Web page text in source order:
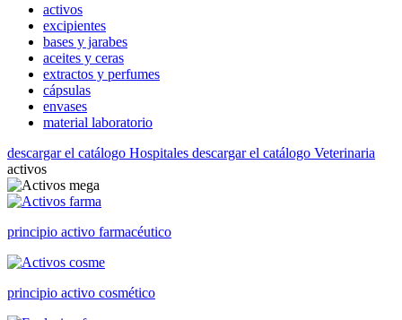
activos
excipientes
bases y jarabes
aceites y ceras
extractos y perfumes
cápsulas
envases
material laboratorio
descargar el catálogo Hospitales descargar el catálogo Veterinaria
activos
principio activo farmacéutico
principio activo cosmético